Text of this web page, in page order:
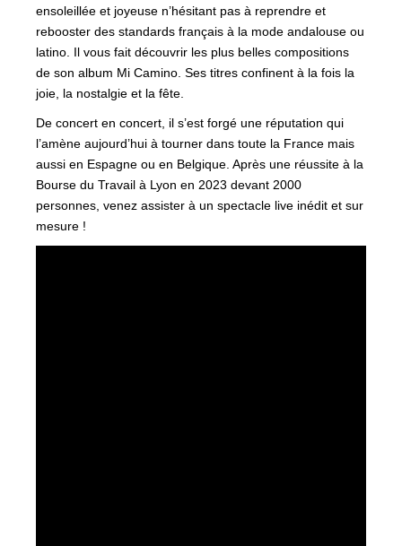
ensoleillée et joyeuse n’hésitant pas à reprendre et
rebooster des standards français à la mode andalouse ou
latino. Il vous fait découvrir les plus belles compositions
de son album Mi Camino. Ses titres confinent à la fois la
joie, la nostalgie et la fête.
De concert en concert, il s’est forgé une réputation qui
l’amène aujourd’hui à tourner dans toute la France mais
aussi en Espagne ou en Belgique. Après une réussite à la
Bourse du Travail à Lyon en 2023 devant 2000
personnes, venez assister à un spectacle live inédit et sur
mesure !